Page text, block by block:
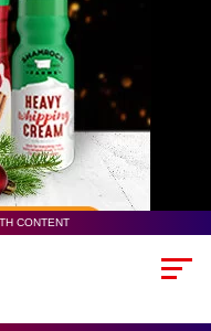
CONTENT